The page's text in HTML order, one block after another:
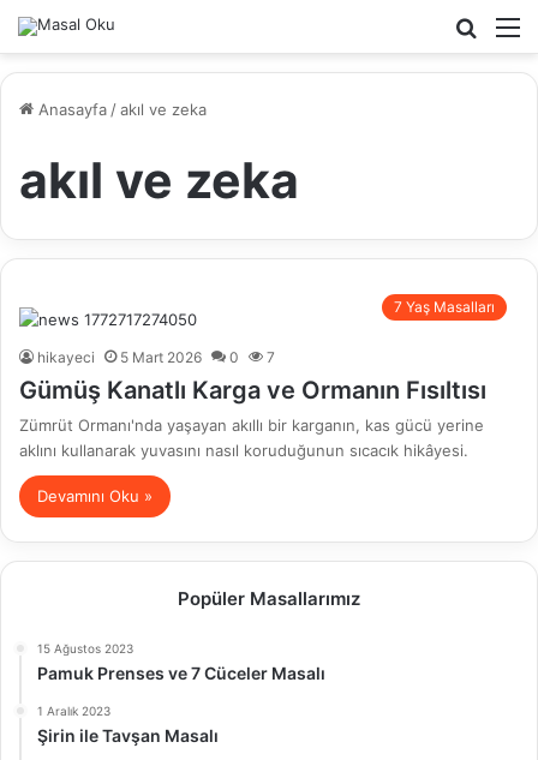
Arama
Anasayfa /akıl ve zeka
akıl ve zeka
7 Yaş Masalları
hikayeci 5 Mart 2026 0 7
Gümüş Kanatlı Karga ve Ormanın Fısıltısı
Zümrüt Ormanı'nda yaşayan akıllı bir karganın, kas gücü yerine
aklını kullanarak yuvasını nasıl koruduğunun sıcacık hikâyesi.
Devamını Oku »
Popüler Masallarımız
15 Ağustos 2023
Pamuk Prenses ve 7 Cüceler Masalı
1 Aralık 2023
Şirin ile Tavşan Masalı